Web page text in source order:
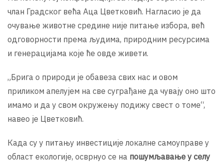
члан Градског већа Аца Цветковић. Нагласио је да
очување животне средине није питање избора, већ
одговорности према људима, природним ресурсима
и генерацијама које ће овде живети.
„Брига о природи је обавеза свих нас и овом
приликом апелујем на све суграђане да чувају оно што
имамо и да у свом окружењу подижу свест о томе“,
навео је Цветковић.
Када су у питању инвестиције локалне самоуправе у
област екологије, осврнуо се на пошумљавање у селу